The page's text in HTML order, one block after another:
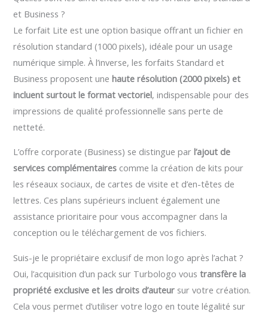
et Business ?
Le forfait Lite est une option basique offrant un fichier en
résolution standard (1000 pixels), idéale pour un usage
numérique simple. À l’inverse, les forfaits Standard et
Business proposent unehaute résolution (2000 pixels) et
incluent surtout le format vectoriel, indispensable pour des
impressions de qualité professionnelle sans perte de
netteté.
L’offre corporate (Business) se distingue parl’ajout de
services complémentaires comme la création de kits pour
les réseaux sociaux, de cartes de visite et d’en-têtes de
lettres. Ces plans supérieurs incluent également une
assistance prioritaire pour vous accompagner dans la
conception ou le téléchargement de vos fichiers.
Suis-je le propriétaire exclusif de mon logo après l’achat ?
Oui, l’acquisition d’un pack sur Turbologo voustransfère la
propriété exclusive et les droits d’auteur sur votre création.
Cela vous permet d’utiliser votre logo en toute légalité sur